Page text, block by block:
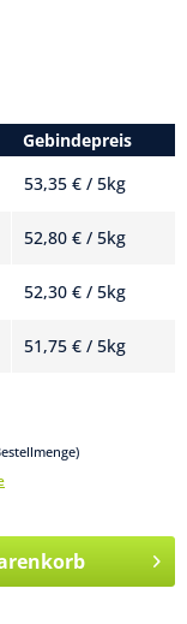
Gebindepreis
53,35 € / 5kg
52,80 € / 5kg
52,30 € / 5kg
51,75 € / 5kg